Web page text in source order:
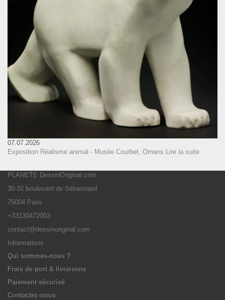
07.07.2026
Exposition Réalisme animal - Musée Courbet, Ornans Lire la suite
PLANETE DessinOriginal.com
30-32 boulevard de Sébastopol
75004 Paris
+33130472003
contact@dessinoriginal.com
Informations
Qui sommes-nous ?
Frais de port & livraisons
Paiement sécurisé
Contactez-nous